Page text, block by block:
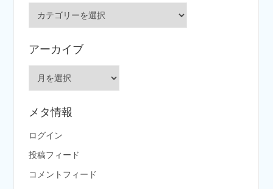
リ
ー
アーカイブ
イ
メタ情報
ログイン
投稿フィード
コメントフィード